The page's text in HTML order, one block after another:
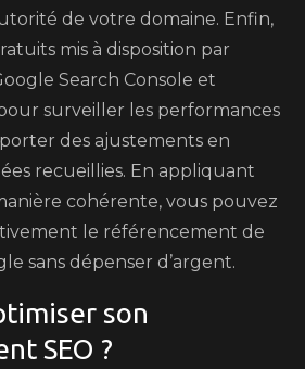
de votre domaine. Enfin,
mis à disposition par
Search Console et
surveiller les performances
des ajustements en
recueillies. En appliquant
cohérente, vous pouvez
le référencement de
sans dépenser d’argent.
son
SEO ?